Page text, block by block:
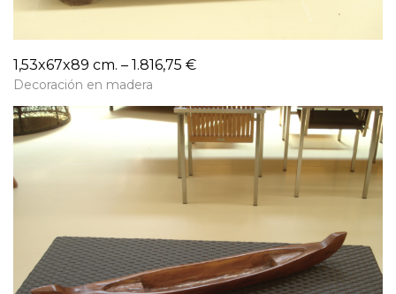
1,53x67x89 cm. – 1.816,75 €
Decoración en madera